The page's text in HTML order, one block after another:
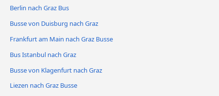
Berlin nach Graz Bus
Busse von Duisburg nach Graz
Frankfurt am Main nach Graz Busse
Bus Istanbul nach Graz
Busse von Klagenfurt nach Graz
Liezen nach Graz Busse